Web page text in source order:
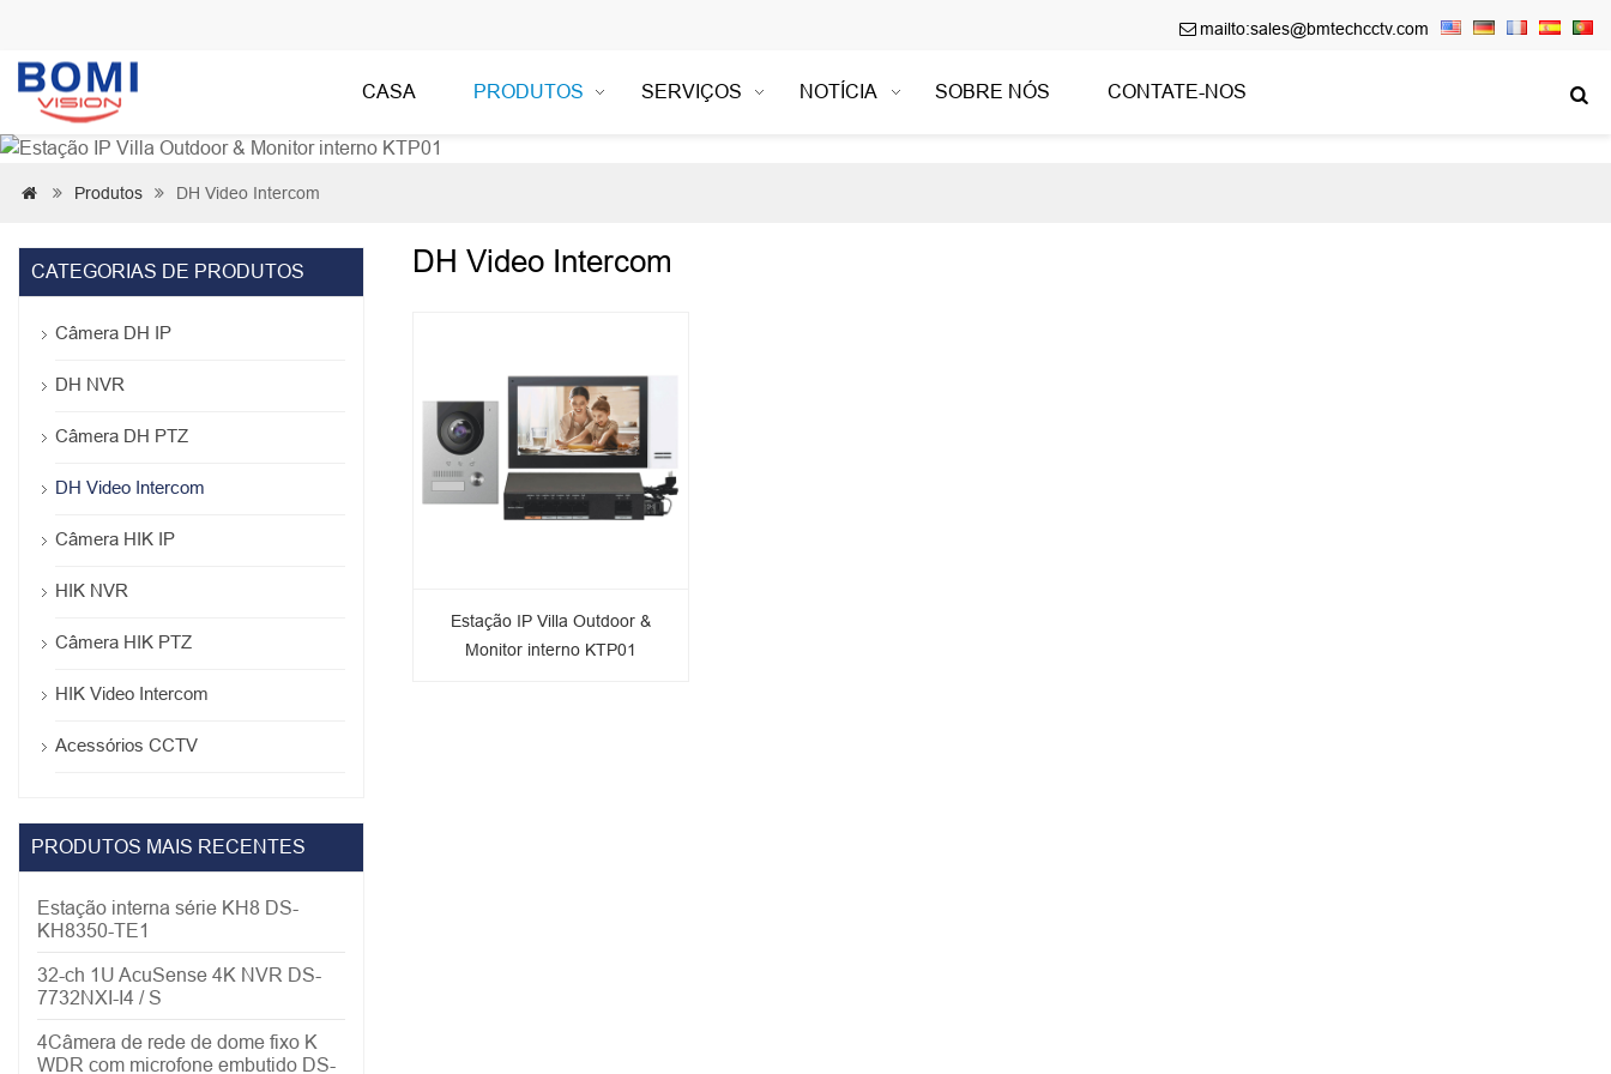
 mailto:sales@bmtechcctv.com

CASA PRODUTOS SERVIÇOS NOTÍCIA SOBRE NÓS CONTATE-NOS
  Produtos  DH Video Intercom
DH Video Intercom
Estação IP Villa Outdoor &
Monitor interno KTP01
CATEGORIAS DE PRODUTOS
Câmera DH IP
DH NVR
Câmera DH PTZ
DH Video Intercom
Câmera HIK IP
HIK NVR
Câmera HIK PTZ
HIK Video Intercom
Acessórios CCTV
PRODUTOS MAIS RECENTES
Estação interna série KH8 DS-
KH8350-TE1
32-ch 1U AcuSense 4K NVR DS-
7732NXI-I4 / S
4Câmera de rede de dome fixo K
WDR com microfone embutido DS-